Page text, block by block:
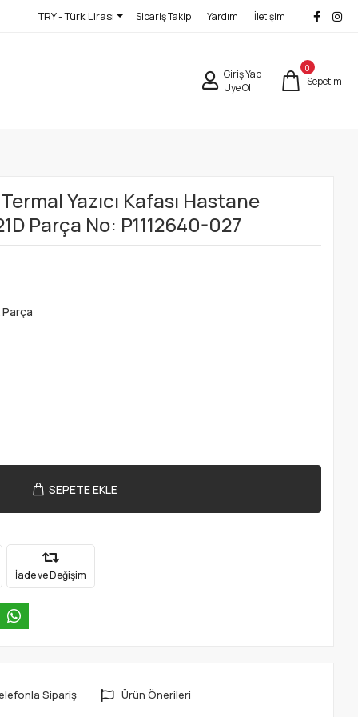
TRY - Türk Lirası Sipariş Takip Yardım İletişim
Giriş Yap
Üye Ol
0
Sepetim
Yazıcı Kafası Hastane
Parça No: P1112640-027
Parça
SEPETE EKLE
İade ve Değişim
Sipariş Ürün Önerileri